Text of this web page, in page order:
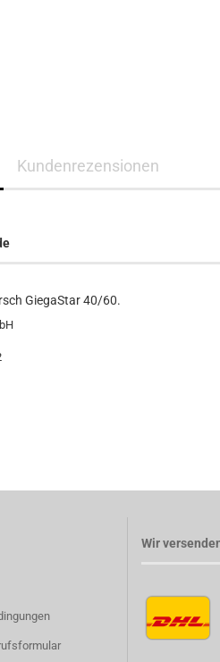
Kundenrezensionen
GiegaStar 40/60.
Wir